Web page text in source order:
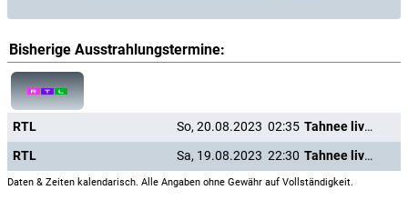
Bisherige Ausstrahlungstermine:
RTL So, 20.08.2023 02:35
Tahnee live! Vulvarine
RTL
Sa, 19.08.2023 22:30 Tahnee live! Vulvarine
Daten & Zeiten kalendarisch. Alle Angaben ohne Gewähr auf Vollständigkeit.